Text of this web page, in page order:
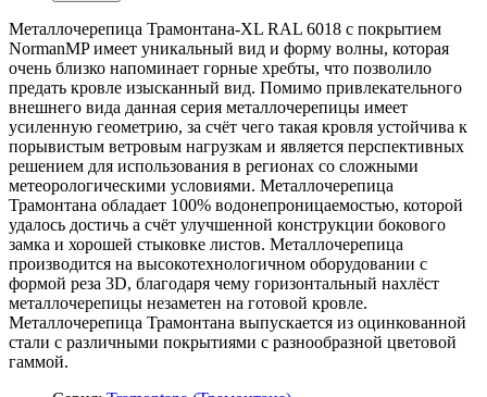
Металлочерепица Трамонтана-XL RAL 6018 с покрытием
NormanMP имеет уникальный вид и форму волны, которая
очень близко напоминает горные хребты, что позволило
предать кровле изысканный вид. Помимо привлекательного
внешнего вида данная серия металлочерепицы имеет
усиленную геометрию, за счёт чего такая кровля устойчива к
порывистым ветровым нагрузкам и является перспективных
решением для использования в регионах со сложными
метеорологическими условиями. Металлочерепица
Трамонтана обладает 100% водонепроницаемостью, которой
удалось достичь а счёт улучшенной конструкции бокового
замка и хорошей стыковке листов. Металлочерепица
производится на высокотехнологичном оборудовании с
формой реза 3D, благодаря чему горизонтальный нахлёст
металлочерепицы незаметен на готовой кровле.
Металлочерепица Трамонтана выпускается из оцинкованной
стали с различными покрытиями с разнообразной цветовой
гаммой.